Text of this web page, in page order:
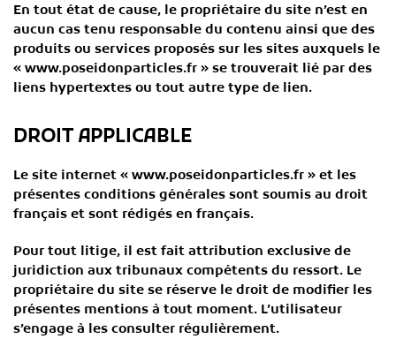
En tout état de cause, le propriétaire du site n’est en
aucun cas tenu responsable du contenu ainsi que des
produits ou services proposés sur les sites auxquels le
« www.poseidonparticles.fr » se trouverait lié par des
liens hypertextes ou tout autre type de lien.
DROIT APPLICABLE
Le site internet « www.poseidonparticles.fr » et les
présentes conditions générales sont soumis au droit
français et sont rédigés en français.
Pour tout litige, il est fait attribution exclusive de
juridiction aux tribunaux compétents du ressort. Le
propriétaire du site se réserve le droit de modifier les
présentes mentions à tout moment. L’utilisateur
s’engage à les consulter régulièrement.